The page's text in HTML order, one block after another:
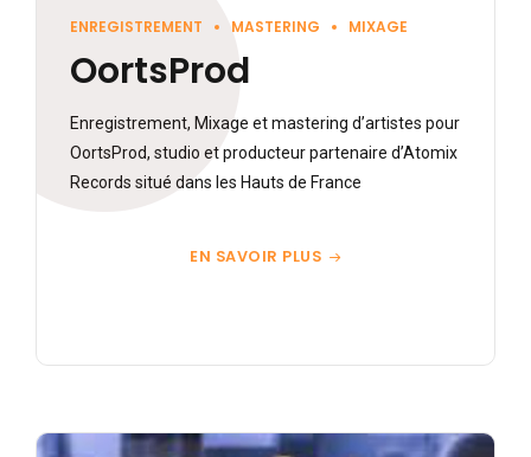
ENREGISTREMENT MASTERING MIXAGE
OortsProd
Enregistrement, Mixage et mastering d’artistes pour
OortsProd, studio et producteur partenaire d’Atomix
Records situé dans les Hauts de France
EN SAVOIR PLUS